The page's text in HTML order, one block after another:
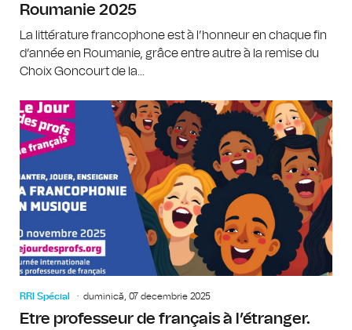
Roumanie 2025
La littérature francophone est à l’honneur en chaque fin
d’année en Roumanie, grâce entre autre à la remise du
Choix Goncourt de la...
RRI Spécial duminică, 07 decembrie 2025
Etre professeur de français à l’étranger.